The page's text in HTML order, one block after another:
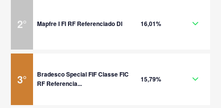
2° Mapfre I FI RF Referenciado DI 16,01%
3°
Bradesco Special FIF Classe FIC
RF Referencia...
15,79%